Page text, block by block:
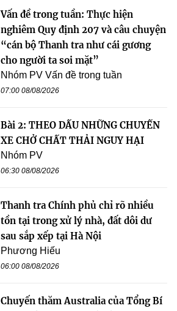
Vấn đề trong tuần: Thực hiện
nghiêm Quy định 207 và câu chuyện
“cán bộ Thanh tra như cái gương
cho người ta soi mặt”
Nhóm PV Vấn đề trong tuần
07:00 08/08/2026
Bài 2: THEO DẤU NHỮNG CHUYẾN
XE CHỞ CHẤT THẢI NGUY HẠI
Nhóm PV
06:30 08/08/2026
Thanh tra Chính phủ chỉ rõ nhiều
tồn tại trong xử lý nhà, đất dôi dư
sau sắp xếp tại Hà Nội
Phương Hiếu
06:00 08/08/2026
Chuyến thăm Australia của Tổng Bí